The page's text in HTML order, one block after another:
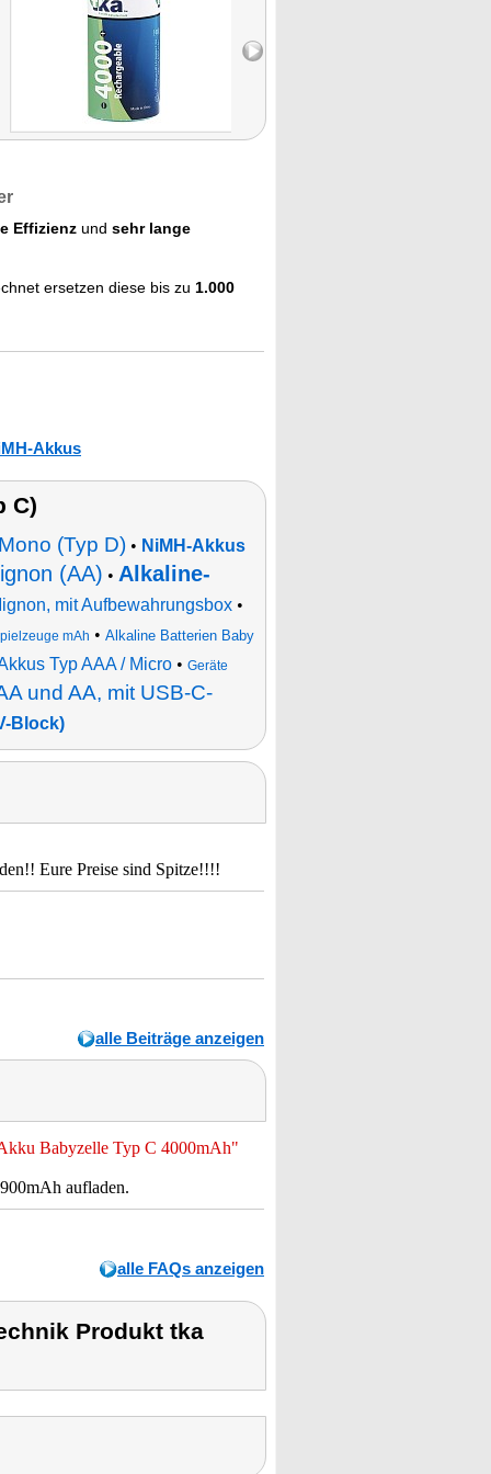
Effizienz und sehr lange
ersetzen diese bis zu 1.000
Akkus
C)
(Typ D)• NiMH-Akkus
(AA) • Alkaline-
mit Aufbewahrungsbox •
mAh • Alkaline Batterien Baby
Typ AAA / Micro • Geräte
und AA, mit USB-C-
Block)
Eure Preise sind Spitze!!!!
alle Beiträge anzeigen
Babyzelle Typ C 4000mAh"
aufladen.
alle FAQs anzeigen
Produkt tka